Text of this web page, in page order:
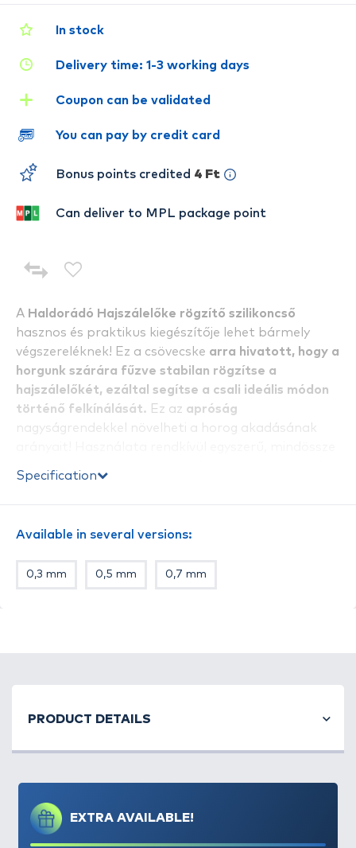
A Haldorádó Hajszálelőke rögzítő szilikoncső
hasznos és praktikus kiegészítője lehet bármely
végszereléknek! Ez a csövecske arra hivatott, hogy a
horgunk szárára fűzve stabilan rögzítse a
hajszálelőkét, ezáltal segítse a csali ideális módon
történő felkínálását. Ez az apróság
nagyságrendekkel növelheti a horog akadásának
kell vágni egy pár mm hosszú darabkát, majd ezen a
valamint négy különböző méretben: 0,3; 0,5; 0,7 és
Specification
Available in several versions:
0,3 mm 0,5 mm 0,7 mm
In stock
Delivery time: 1-3 working days
Coupon can be validated
You can pay by credit card
Bonus points credited 4 Ft
Can deliver to MPL package point
EXTRA AVAILABLE!
PRODUCT DETAILS